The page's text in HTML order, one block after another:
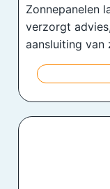
Zonnepanelen
verzorgt
aansluiting van